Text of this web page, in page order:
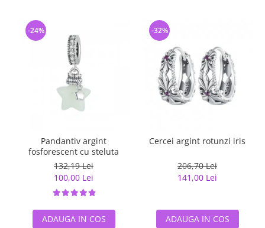
Pandantiv argint
fosforescent cu steluta
132,19 Lei
100,00 Lei
-24%
ADAUGA IN COS
Cercei argint rotunzi iris
206,70 Lei
141,00 Lei
-32%
ADAUGA IN COS